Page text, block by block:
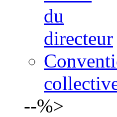
du
directeur
--%>